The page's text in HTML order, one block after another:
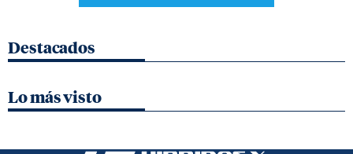
Destacados
Lo más visto